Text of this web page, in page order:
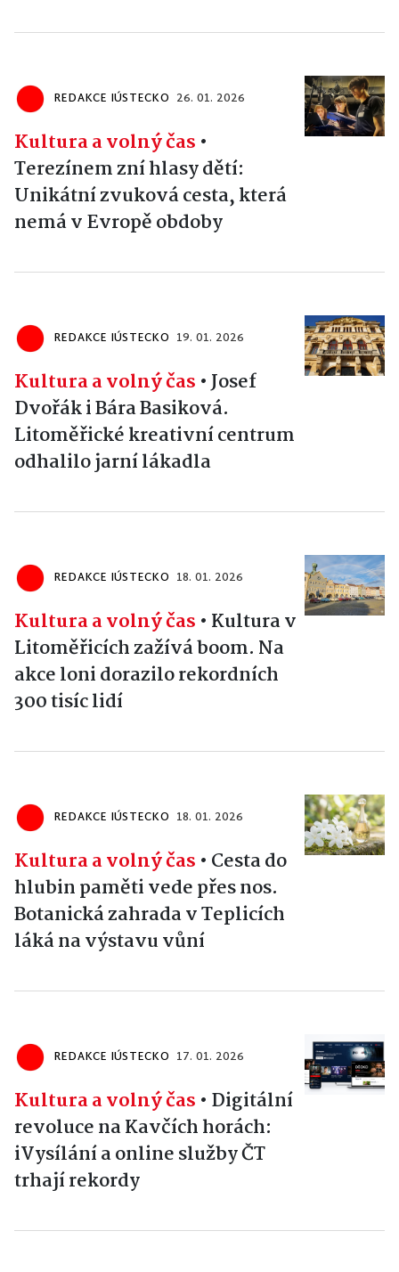
REDAKCE IÚSTECKO 26. 01. 2026
Kultura a volný čas •
Terezínem zní hlasy dětí:
Unikátní zvuková cesta, která
nemá v Evropě obdoby
REDAKCE IÚSTECKO 19. 01. 2026
Kultura a volný čas •Josef
Dvořák i Bára Basiková.
Litoměřické kreativní centrum
odhalilo jarní lákadla
REDAKCE IÚSTECKO 18. 01. 2026
Kultura a volný čas • Kultura v
Litoměřicích zažívá boom. Na
akce loni dorazilo rekordních
300 tisíc lidí
REDAKCE IÚSTECKO 18. 01. 2026
Kultura a volný čas • Cesta do
hlubin paměti vede přes nos.
Botanická zahrada v Teplicích
láká na výstavu vůní
REDAKCE IÚSTECKO 17. 01. 2026
Kultura a volný čas • Digitální
revoluce na Kavčích horách:
iVysílání a online služby ČT
trhají rekordy